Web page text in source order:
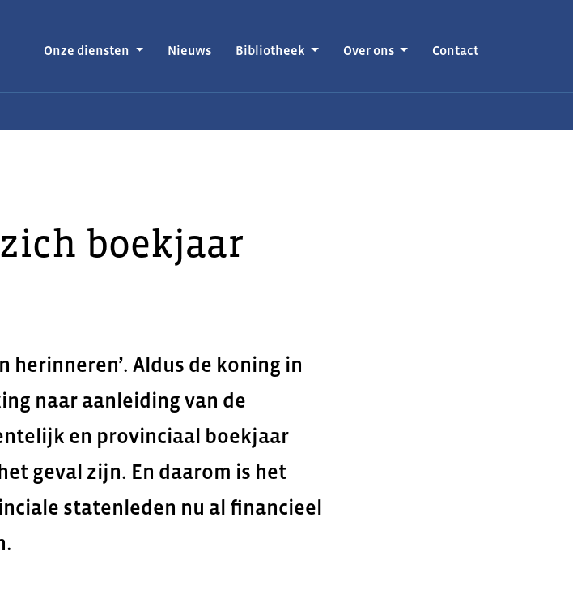
Onze diensten Nieuws Bibliotheek Over ons Contact
boekjaar
herinneren’. Aldus de koning in
naar aanleiding van de
en provinciaal boekjaar
geval zijn. En daarom is het
statenleden nu al financieel